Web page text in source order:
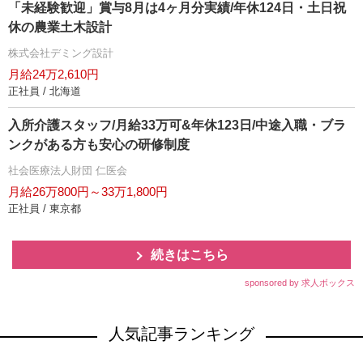
「未経験歓迎」賞与8月は4ヶ月分実績/年休124日・土日祝
休の農業土木設計
株式会社デミング設計
月給24万2,610円
正社員 / 北海道
入所介護スタッフ/月給33万可&年休123日/中途入職・ブラ
ンクがある方も安心の研修制度
社会医療法人財団 仁医会
月給26万800円～33万1,800円
正社員 / 東京都
続きはこちら
sponsored by 求人ボックス
人気記事ランキング